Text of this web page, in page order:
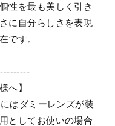
性を最も美しく引き
に自分らしさを表現
です。
へ】
はダミーレンズが装
としてお使いの場合